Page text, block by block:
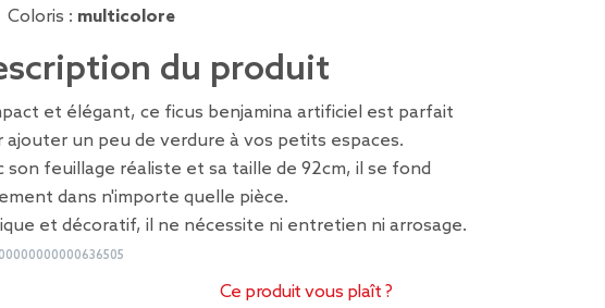
Coloris : multicolore
du produit
et élégant, ce ficus benjamina artificiel est parfait
ajouter un peu de verdure à vos petits espaces.
son feuillage réaliste et sa taille de 92cm, il se fond
dans n'importe quelle pièce.
et décoratif, il ne nécessite ni entretien ni arrosage.
Ce produit vous plaît ?